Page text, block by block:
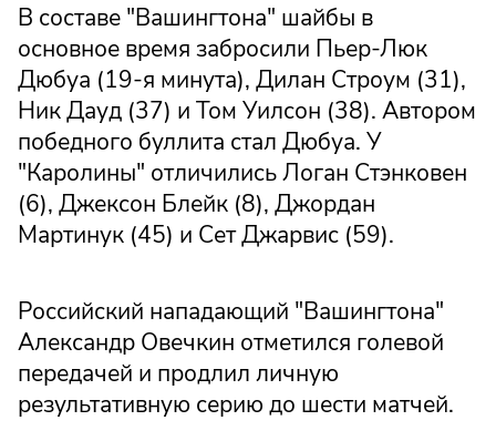
В составе "Вашингтона" шайбы в
основное время забросили Пьер-Люк
Дюбуа (19-я минута), Дилан Строум (31),
Ник Дауд (37) и Том Уилсон (38). Автором
победного буллита стал Дюбуа. У
"Каролины" отличились Логан Стэнковен
(6), Джексон Блейк (8), Джордан
Мартинук (45) и Сет Джарвис (59).
Российский нападающий "Вашингтона"
Александр Овечкин отметился голевой
передачей и продлил личную
результативную серию до шести матчей.